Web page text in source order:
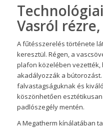
Vasról
A fűtésszerelés története
keresztül. Régen, a
plafon közelében
akadályozzák a
falvastagságuknak és
köszönhetően
padlószegély mentén.
A Megatherm kínálatában